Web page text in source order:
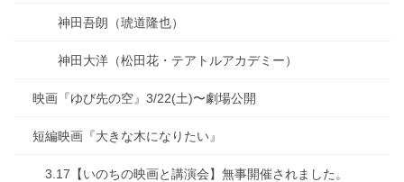
神田吾朗（琥道隆也）
神田大洋（松田花・テアトルアカデミー）
映画『ゆび先の空』3/22(土)〜劇場公開
短編映画『大きな木になりたい』
3.17【いのちの映画と講演会】無事開催されました。